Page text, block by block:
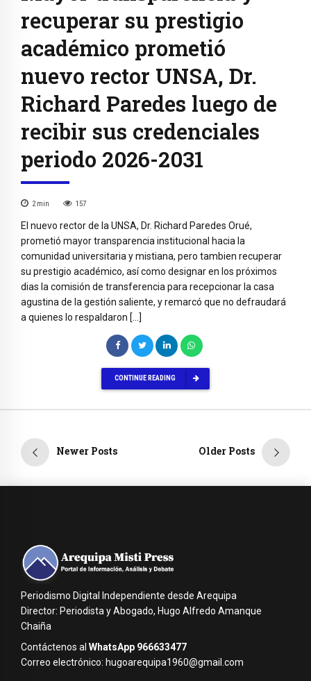
recuperar su prestigio
académico prometió
nuevo rector UNSA, Dr.
Richard Paredes luego de
recibir sus credenciales
periodo 2026-2031
2 min 157
El nuevo rector de la UNSA, Dr. Richard Paredes Orué,
prometió mayor transparencia institucional hacia la
comunidad universitaria y mistiana, pero tambien recuperar
su prestigio académico, así como designar en los próximos
dias la comisión de transferencia para recepcionar la casa
agustina de la gestión saliente, y remarcó que no defraudará
a quienes lo respaldaron […]
CONTINUE READING
Newer Posts Older Posts
Periodismo Digital Independiente desde Arequipa
Director: Periodista y Abogado, Hugo Alfredo Amanque
Chaiña
Contáctenos al WhatsApp 966633477
Correo electrónico: hugoarequipa1960@gmail.com